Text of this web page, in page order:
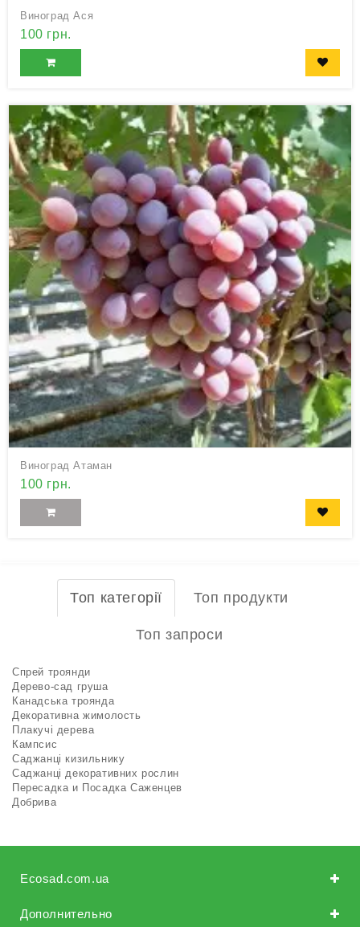
Виноград Ася
100 грн.
Виноград Атаман
100 грн.
Топ категорії Топ продукти
Топ запроси
Спрей троянди
Дерево-сад груша
Канадська троянда
Декоративна жимолость
Плакучі дерева
Кампсис
Саджанці кизильнику
Саджанці декоративних рослин
Пересадка и Посадка Саженцев
Добрива
Ecosad.com.ua
Дополнительно